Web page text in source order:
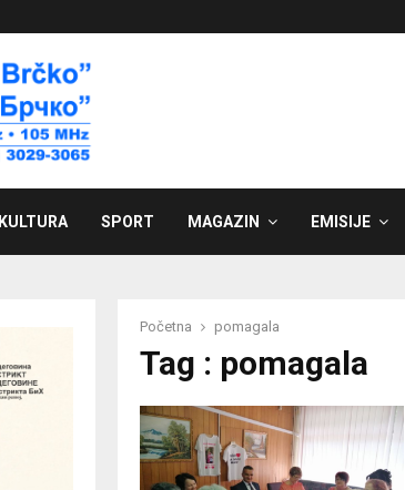
KULTURA SPORT MAGAZIN EMISIJE
Početna pomagala
Tag : pomagala